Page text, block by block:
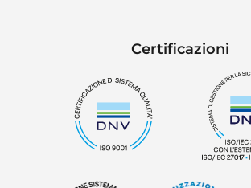
Certificazioni